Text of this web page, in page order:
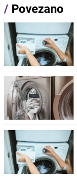
/ Povezano